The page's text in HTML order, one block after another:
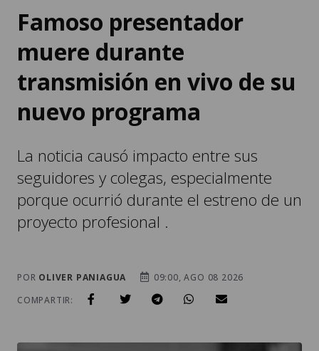
Famoso presentador
muere durante
transmisión en vivo de su
nuevo programa
La noticia causó impacto entre sus
seguidores y colegas, especialmente
porque ocurrió durante el estreno de un
proyecto profesional .
POR OLIVER PANIAGUA
09:00, AGO 08 2026
COMPARTIR: